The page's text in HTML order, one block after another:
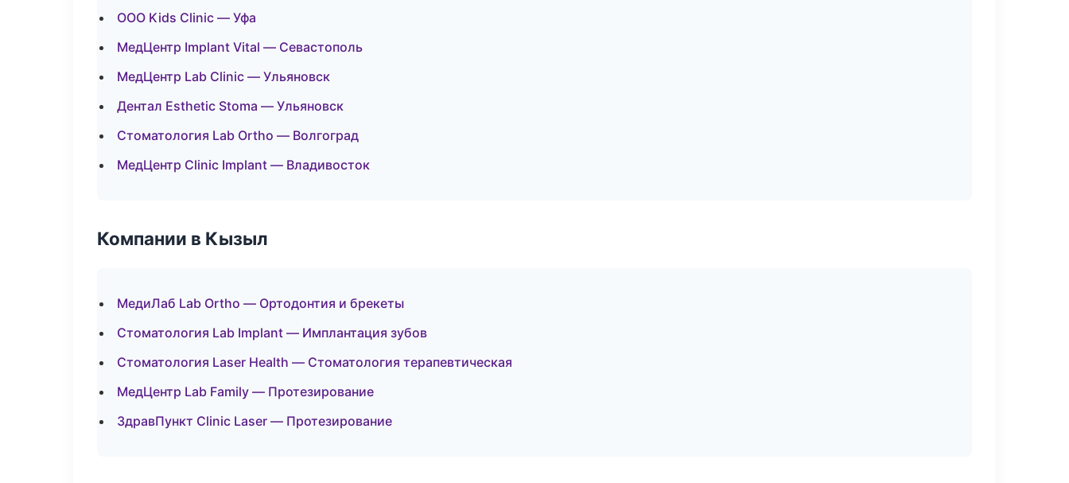
ООО Kids Clinic — Уфа
МедЦентр Implant Vital — Севастополь
МедЦентр Lab Clinic — Ульяновск
Дентал Esthetic Stoma — Ульяновск
Стоматология Lab Ortho — Волгоград
МедЦентр Clinic Implant — Владивосток
Компании в Кызыл
МедиЛаб Lab Ortho — Ортодонтия и брекеты
Стоматология Lab Implant — Имплантация зубов
Стоматология Laser Health — Стоматология терапевтическая
МедЦентр Lab Family — Протезирование
ЗдравПункт Clinic Laser — Протезирование